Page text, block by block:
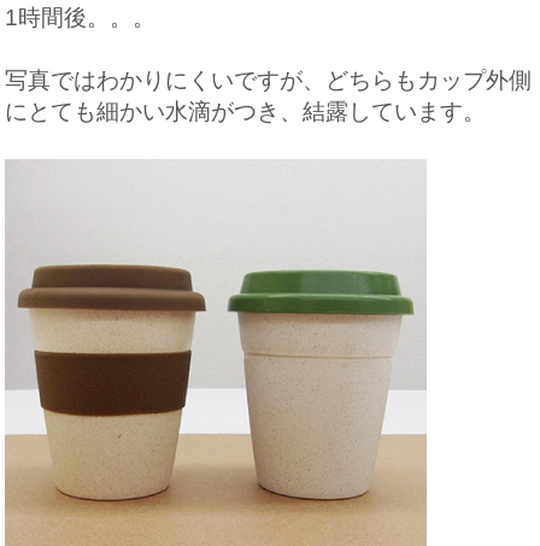
1時間後。。。
写真ではわかりにくいですが、どちらもカップ外側
にとても細かい水滴がつき、結露しています。